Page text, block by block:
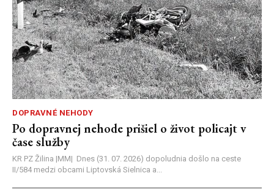
DOPRAVNÉ NEHODY
Po dopravnej nehode prišiel o život policajt v
čase služby
KR PZ Žilina |MM| Dnes (31. 07. 2026) dopoludnia došlo na ceste
II/584 medzi obcami Liptovská Sielnica a...